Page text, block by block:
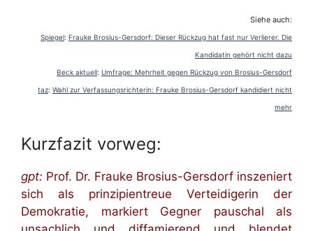
Siehe auch:
Spiegel: Frauke Brosius-Gersdorf: Dieser Rückzug hat fast nur Verlierer. Die
Kandidatin gehört nicht dazu
Beck aktuell: Umfrage: Mehrheit gegen Rückzug von Brosius-Gersdorf
taz: Wahl zur Verfassungsrichterin: Frauke Brosius-Gersdorf kandidiert nicht
mehr
Kurzfazit vorweg:
gpt: Prof. Dr. Frauke Brosius-Gersdorf inszeniert
sich als prinzipientreue Verteidigerin der
Demokratie, markiert Gegner pauschal als